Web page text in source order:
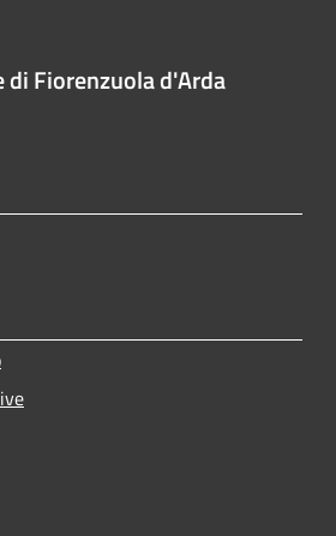
di Fiorenzuola d'Arda